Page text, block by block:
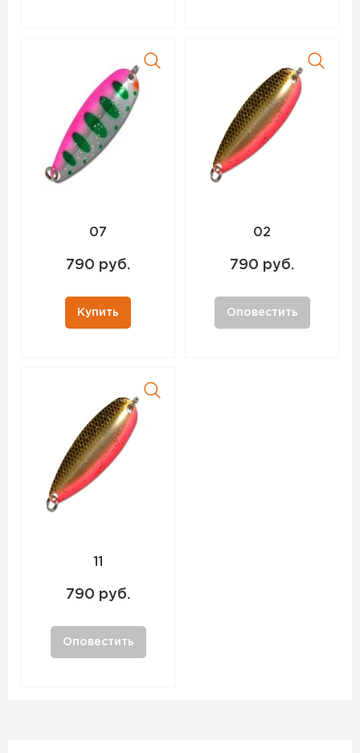
07
790 руб.
Купить
02
790 руб.
Оповестить
11
790 руб.
Оповестить